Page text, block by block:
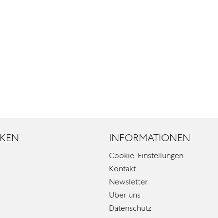
INFORMATIONEN
Cookie-Einstellungen
Kontakt
Newsletter
Über uns
Datenschutz